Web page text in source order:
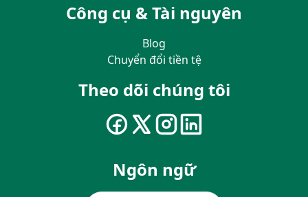
Công cụ & Tài nguyên
Blog
Chuyển đổi tiền tệ
Theo dõi chúng tôi
Ngôn ngữ